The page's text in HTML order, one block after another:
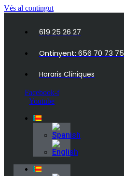
Vés al contingut
619 25 26 27
Ontinyent: 656 70 73 75
Horaris Clíniques
Facebook-f
Youtube